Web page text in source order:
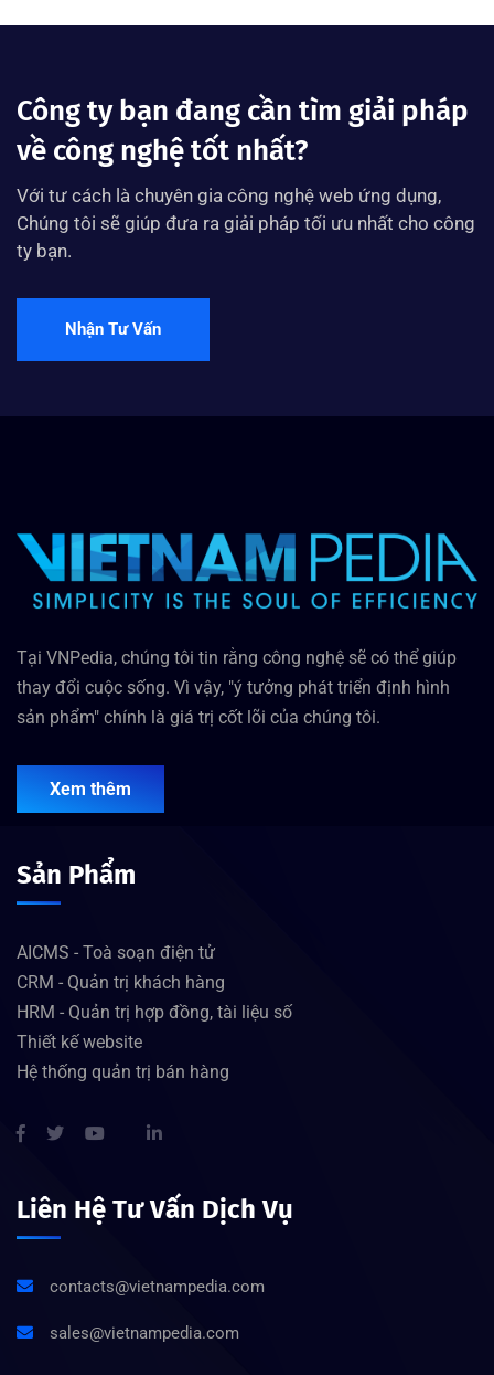
Công ty bạn đang cần tìm giải pháp
về công nghệ tốt nhất?
Với tư cách là chuyên gia công nghệ web ứng dụng,
Chúng tôi sẽ giúp đưa ra giải pháp tối ưu nhất cho công
ty bạn.
Nhận Tư Vấn
Tại VNPedia, chúng tôi tin rằng công nghệ sẽ có thể giúp
thay đổi cuộc sống. Vì vậy, "ý tưởng phát triển định hình
sản phẩm" chính là giá trị cốt lõi của chúng tôi.
Xem thêm
Sản Phẩm
AICMS - Toà soạn điện tử
CRM - Quản trị khách hàng
HRM - Quản trị hợp đồng, tài liệu số
Thiết kế website
Hệ thống quản trị bán hàng
Liên Hệ Tư Vấn Dịch Vụ
contacts@vietnampedia.com
sales@vietnampedia.com